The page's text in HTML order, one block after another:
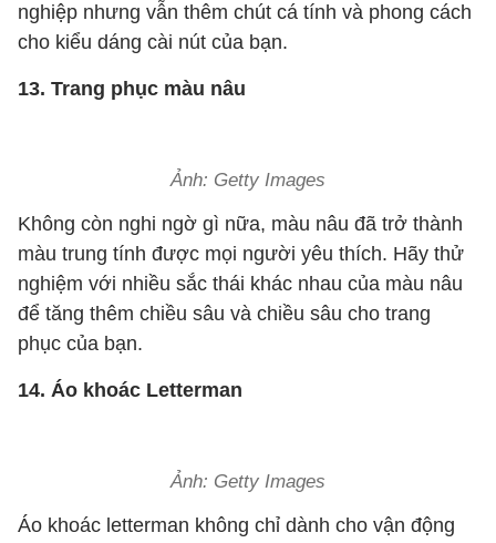
nghiệp nhưng vẫn thêm chút cá tính và phong cách
cho kiểu dáng cài nút của bạn.
13. Trang phục màu nâu
Ảnh: Getty Images
Không còn nghi ngờ gì nữa, màu nâu đã trở thành
màu trung tính được mọi người yêu thích. Hãy thử
nghiệm với nhiều sắc thái khác nhau của màu nâu
để tăng thêm chiều sâu và chiều sâu cho trang
phục của bạn.
14. Áo khoác Letterman
Ảnh: Getty Images
Áo khoác letterman không chỉ dành cho vận động